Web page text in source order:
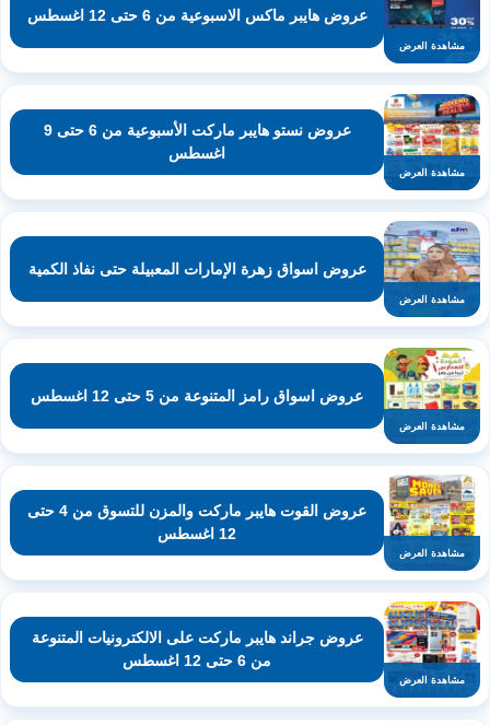
مشاهدة العرض
عروض هايبر ماكس الاسبوعية من 6 حتى 12 اغسطس
مشاهدة العرض
عروض نستو هايبر ماركت الأسبوعية من 6 حتى 9
اغسطس
مشاهدة العرض
عروض اسواق زهرة الإمارات المعبيلة حتى نفاذ الكمية
مشاهدة العرض
عروض اسواق رامز المتنوعة من 5 حتى 12 اغسطس
مشاهدة العرض
عروض القوت هايبر ماركت والمزن للتسوق من 4 حتى
12 اغسطس
مشاهدة العرض
عروض جراند هايبر ماركت على الالكترونيات المتنوعة
من 6 حتى 12 اغسطس